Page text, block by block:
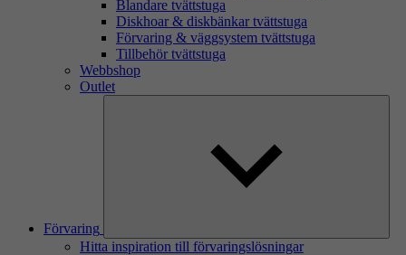
Blandare tvättstuga
Diskhoar & diskbänkar tvättstuga
Förvaring & väggsystem tvättstuga
Tillbehör tvättstuga
Webbshop
Outlet
Förvaring
Hitta inspiration till förvaringslösningar